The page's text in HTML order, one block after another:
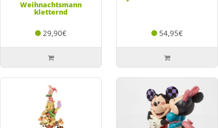
Weihnachtsmann
kletternd
29,90€ 54,95€